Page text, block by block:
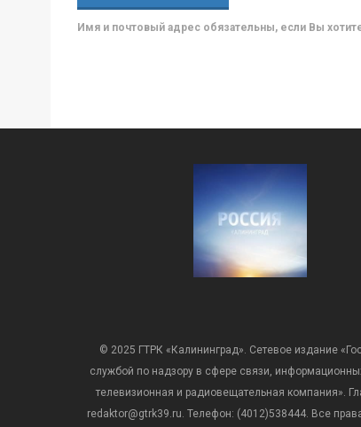
Имя и почтовый адрес обязательны, если Вы
© 2025 ГТРК «Калининград». Сетевое издание
службой по надзору в сфере связи,
телевизионная и радиовещательная компания».
redaktor@gtrk39.ru. Телефон: (4012)538444. Все